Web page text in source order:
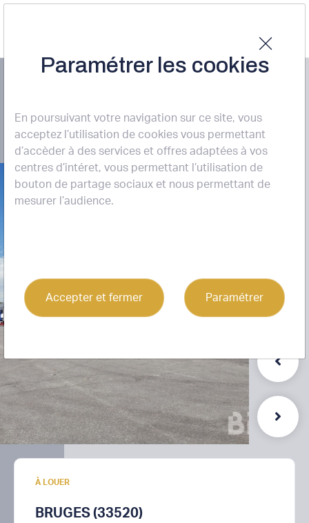
Paramétrer les cookies
En poursuivant votre navigation sur ce site, vous
acceptez l’utilisation de cookies vous permettant
d’accèder à des services et offres adaptées à vos
centres d’intéret, vous permettant l’utilisation de
bouton de partage sociaux et nous permettant de
mesurer l’audience.
Accepter et fermer Paramétrer
BRUGES (33520)
7
À LOUER
BRUGES (33520)